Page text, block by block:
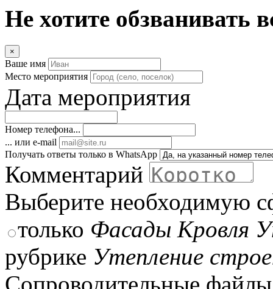
Не хотите обзванивать
×
Ваше имя
Место мероприятия
Дата мероприятия
Номер телефона...
... или e-mail
Получать ответы только в WhatsApp
Комментарий
Выберите необходимую
только Фасады Кровля
рубрике Утепление